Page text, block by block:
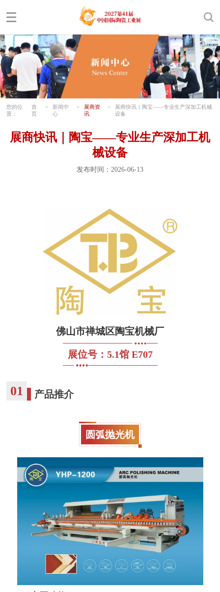
您的位
置：
首
页
>
新闻中
心
>
展商资
讯
>
展商快讯｜陶宝——专业生产深加工机械
设备
展商快讯｜陶宝——专业生产深加工机
械设备
发布时间：2026-06-13
佛山市禅城区陶宝机械厂
展位号：5.1馆 E707
01 产品推介
圆弧抛光机